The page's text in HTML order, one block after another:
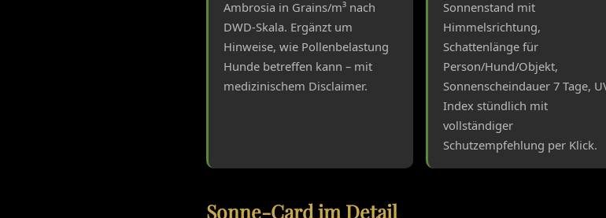
Ambrosia in Grains/m³ nach
DWD-Skala. Ergänzt um
Hinweise, wie Pollenbelastung
Hunde betreffen kann – mit
medizinischem Disclaimer.
Sonnenstand mit
Himmelsrichtung,
Schattenlänge für
Person/Hund/Objekt,
Sonnenscheindauer 7 Tage,
Index stündlich mit
vollständiger
Schutzempfehlung per Klick.
Sonne-Card im Detail